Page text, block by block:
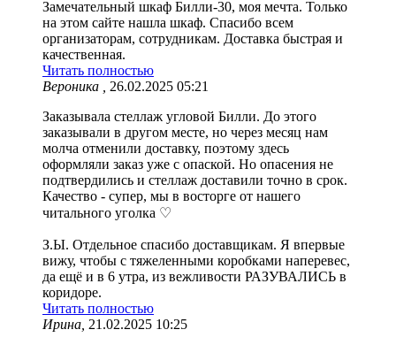
Замечательный шкаф Билли-30, моя мечта. Только
на этом сайте нашла шкаф. Спасибо всем
организаторам, сотрудникам. Доставка быстрая и
качественная.
Читать полностью
Вероника ,
26.02.2025 05:21
Заказывала стеллаж угловой Билли. До этого
заказывали в другом месте, но через месяц нам
молча отменили доставку, поэтому здесь
оформляли заказ уже с опаской. Но опасения не
подтвердились и стеллаж доставили точно в срок.
Качество - супер, мы в восторге от нашего
читального уголка ♡
З.Ы. Отдельное спасибо доставщикам. Я впервые
вижу, чтобы с тяжеленными коробками наперевес,
да ещё и в 6 утра, из вежливости РАЗУВАЛИСЬ в
коридоре.
Читать полностью
Ирина, 21.02.2025 10:25